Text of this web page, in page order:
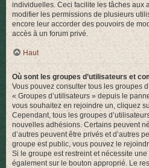
individuelles. Ceci facilite les tâches aux
modifier les permissions de plusieurs
encore leur accorder des pouvoirs de
accès à un forum privé.
Haut
Où sont les groupes d’utilisateurs et
Vous pouvez consulter tous les groupes
« Groupes d’utilisateurs » depuis le
vous souhaitez en rejoindre un, cliquez
Cependant, tous les groupes
nouvelles adhésions. Certains peuvent
d’autres peuvent être privés et d’autres
groupe est public, vous pouvez le
Si le groupe est restreint et nécessite
également sur le bouton approprié. Le